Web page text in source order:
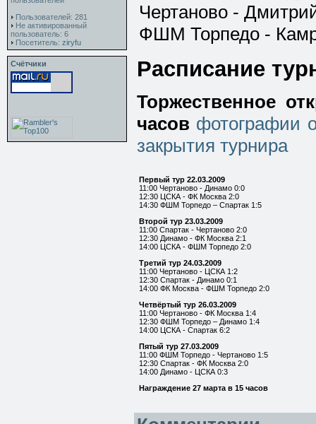
Пользователей: 281
Не активированный
пользователь: 6
Посетитель: ziryfu
Счётчики
Чертаново -
ФШМ Торпедо -
Расписание
Торжественное
часов фотографии
закрытия турнира
Первый тур 22.03.2009
11:00 Чертаново - Динамо 0:0
12:30 ЦСКА - ФК Москва 2:0
14:30 ФШМ Торпедо – Спартак 1:5
Второй тур 23.03.2009
11:00 Спартак - Чертаново 2:0
12:30 Динамо - ФК Москва 2:1
14:00 ЦСКА - ФШМ Торпедо 2:0
Третий тур 24.03.2009
11:00 Чертаново - ЦСКА 1:2
12:30 Спартак - Динамо 0:1
14:00 ФК Москва - ФШМ Торпедо 2:0
Четвёртый тур 26.03.2009
11:00 Чертаново - ФК Москва 1:4
12:30 ФШМ Торпедо – Динамо 1:4
14:00 ЦСКА - Спартак 6:2
Пятый тур 27.03.2009
11:00 ФШМ Торпедо - Чертаново 1:5
12:30 Спартак - ФК Москва 2:0
14:00 Динамо - ЦСКА 0:3
Награждение 27 марта в 15 часов